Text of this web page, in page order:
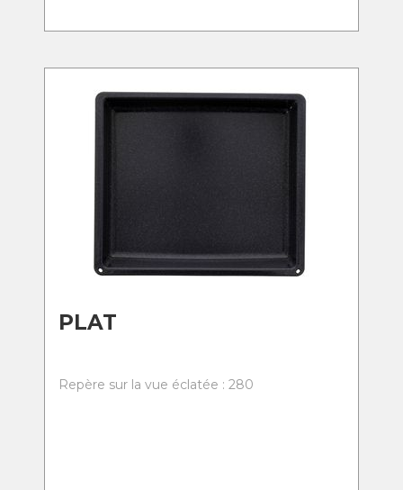
PLAT
Repère sur la vue éclatée : 280